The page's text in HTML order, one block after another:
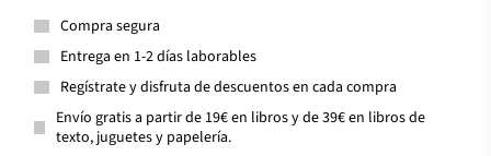
Compra segura
Entrega en 1-2 días laborables
Regístrate y disfruta de descuentos en cada compra
Envío gratis a partir de 19€ en libros y de 39€ en libros de
texto, juguetes y papelería.